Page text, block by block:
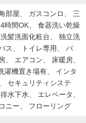
部屋 ガスコンロ
三
時間OK
食器洗い乾燥
洗髪洗面化粧台
独立洗
ス トイレ専用
バ
エアコン
床暖房
濯機置き場有
インタ
セキュリティシステ
排水下水
エレベータ
ニー フローリング